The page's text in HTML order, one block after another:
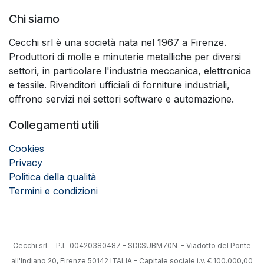
Chi siamo
Cecchi srl è una società nata nel 1967 a Firenze.
Produttori di molle e minuterie metalliche per diversi
settori, in particolare l'industria meccanica, elettronica
e tessile. Rivenditori ufficiali di forniture industriali,
offrono servizi nei settori software e automazione.
Collegamenti utili
Cookies
Privacy
Politica della qualità
Termini e condizioni
Cecchi srl - P.I. 00420380487 - SDI:SUBM70N - Viadotto del Ponte
all'Indiano 20, Firenze 50142 ITALIA - Capitale sociale i.v. € 100.000,00